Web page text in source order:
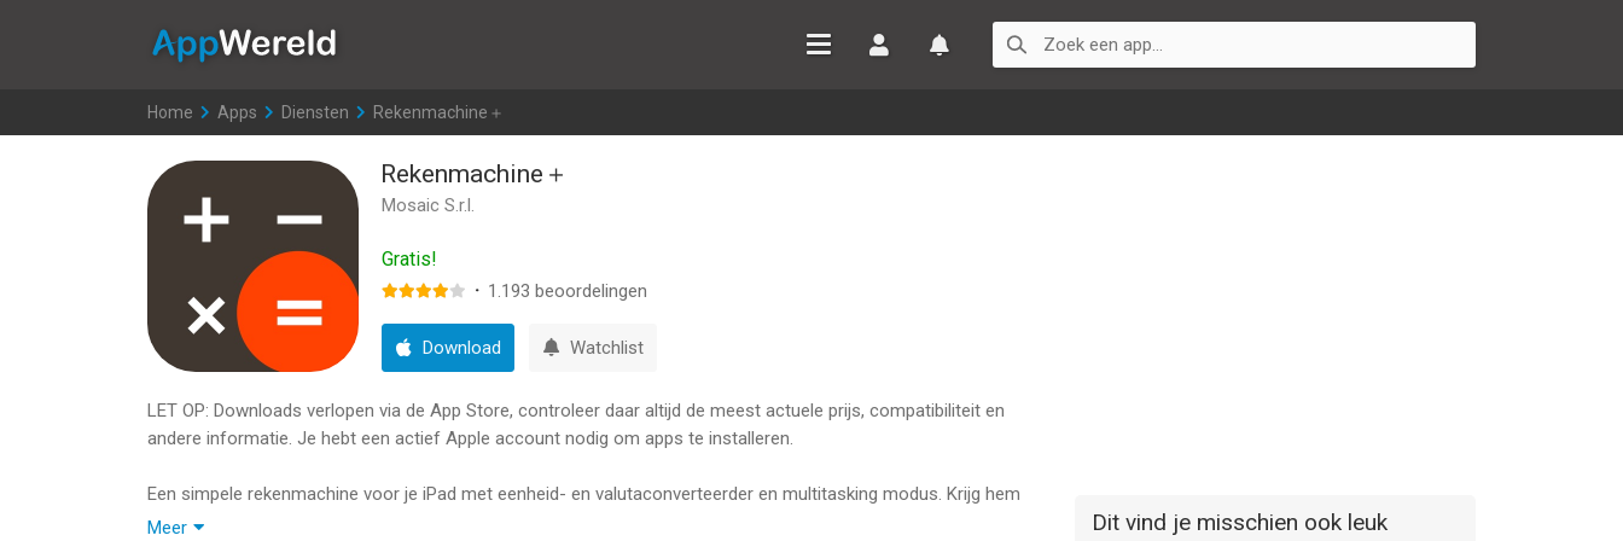
Home >
Apps >
Diensten >
Rekenmachine＋
Rekenmachine＋
Mosaic S.r.l.
Gratis!
· 1.193 beoordelingen
Download Watchlist
LET OP: Downloads verlopen via de App Store, controleer daar altijd de meest actuele prijs, compatibiliteit en
andere informatie. Je hebt een actief Apple account nodig om apps te installeren.
Een simpele rekenmachine voor je iPad met eenheid- en valutaconverteerder en multitasking modus. Krijg hem
nu gratis!
Meer Dit vind je misschien ook leuk